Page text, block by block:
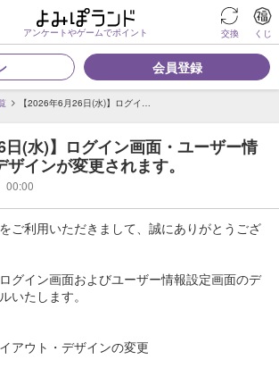
アンケートやゲームでポイント 交換 くじ
会員登録
【2026年6月26日(水)】ログイ…
日(水)】ログイン画面・ユーザー情
インが変更されます。
00:00
ご利用いただきまして、誠にありがとうござ
グイン画面およびユーザー情報設定画面のデ
いたします。
アウト・デザインの変更